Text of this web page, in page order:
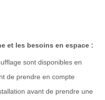
et les besoins en espace :
sont disponibles en
de prendre en compte
avant de prendre une